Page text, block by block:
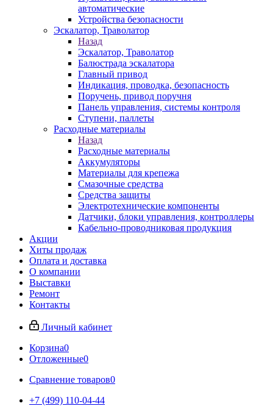
автоматические
Устройства безопасности
Эскалатор, Траволатор
Назад
Эскалатор, Траволатор
Балюстрада эскалатора
Главный привод
Индикация, проводка, безопасность
Поручень, привод поручня
Панель управления, системы контроля
Ступени, паллеты
Расходные материалы
Назад
Расходные материалы
Аккумуляторы
Материалы для крепежа
Смазочные средства
Средства защиты
Электротехнические компоненты
Датчики, блоки управления, контроллеры
Кабельно-проводниковая продукция
Акции
Хиты продаж
Оплата и доставка
О компании
Выставки
Ремонт
Контакты
Личный кабинет
Корзина0
Отложенные0
Сравнение товаров0
+7 (499) 110-04-44